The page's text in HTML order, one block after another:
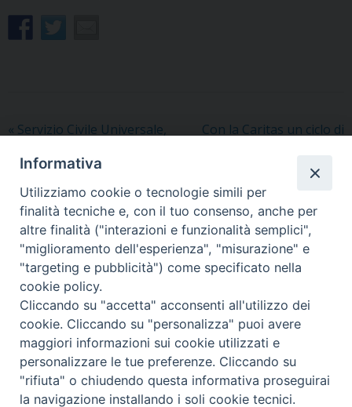
« Servizio Civile Universale,
apre le candidature per 17
giovani
Con la Caritas un ciclo di
iniziando dalla giustizia
riparativa. Ulteriore
appuntamento con la
Libreria Paoline
Copyright © Arcidiocesi di Udine 2018
Piazza Patriarcato, 1 - 33100 Udine (UD) Tel. 0432.414.511 - Fax
0432.511.838 C.F. 80013900305
Informativa
Utilizziamo cookie o tecnologie simili per
finalità tecniche e, con il tuo consenso, anche per
altre finalità ("interazioni e funzionalità semplici",
"miglioramento dell'esperienza", "misurazione" e
"targeting e pubblicità") come specificato nella
cookie policy.
Cliccando su "accetta" acconsenti all'utilizzo dei
cookie. Cliccando su "personalizza" puoi avere
maggiori informazioni sui cookie utilizzati e
personalizzare le tue preferenze. Cliccando su
"rifiuta" o chiudendo questa informativa proseguirai
la navigazione installando i soli cookie tecnici.